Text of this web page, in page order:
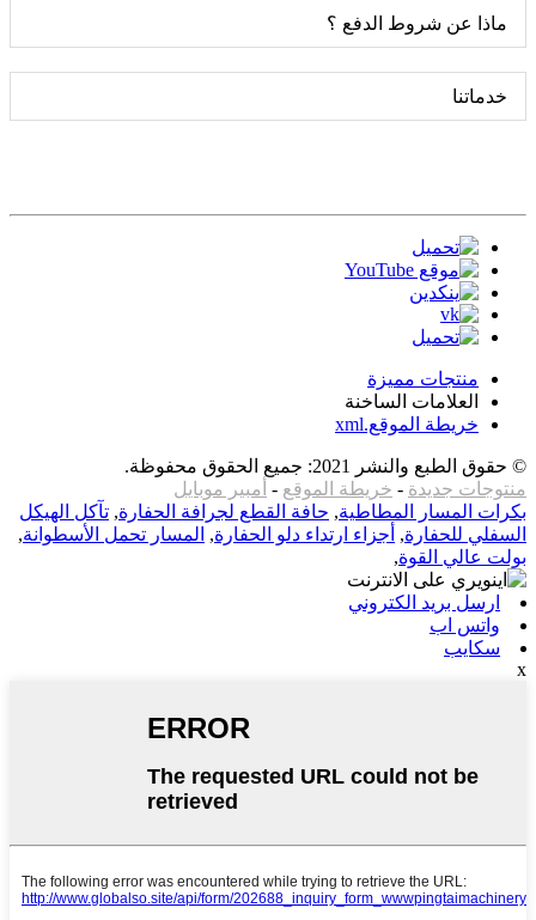
ماذا عن شروط الدفع ؟
خدماتنا
منتجات مميزة
العلامات الساخنة
خريطة الموقع.xml
© حقوق الطبع والنشر 2021: جميع الحقوق محفوظة.
منتوجات جديدة - خريطة الموقع - أمبير موبايل
بكرات المسار المطاطية, حافة القطع لجرافة الحفارة, تآكل الهيكل
السفلي للحفارة, أجزاء ارتداء دلو الحفارة, المسار تحمل الأسطوانة,
بولت عالي القوة,
ارسل بريد الكتروني
واتس اب
سكايب
x